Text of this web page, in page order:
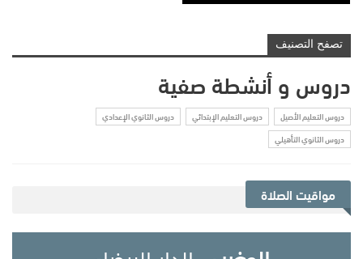
تصفح التصنيف
دروس و أنشطة صفية
دروس التعليم الأصيل دروس التعليم الإبتدائي
دروس الثانوي الإعدادي
دروس الثانوي التأهيلي
مواقيت الصلاة